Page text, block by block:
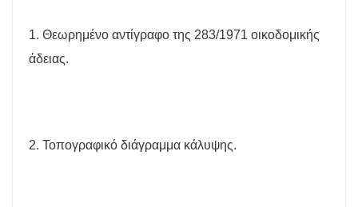
1. Θεωρημένο αντίγραφο της 283/1971 οικοδομικής
άδειας.
2. Τοπογραφικό διάγραμμα κάλυψης.